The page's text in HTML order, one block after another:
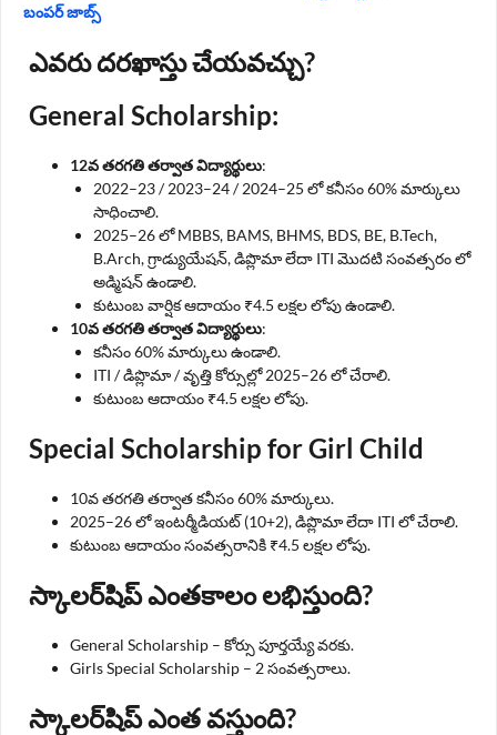
బంపర్ జాబ్స్
ఎవరు దరఖాస్తు చేయవచ్చు?
General Scholarship:
12వ తరగతి తర్వాత విద్యార్థులు:
2022–23 / 2023–24 / 2024–25 లో కనీసం 60% మార్కులు
సాధించాలి.
2025–26 లో MBBS, BAMS, BHMS, BDS, BE, B.Tech,
B.Arch, గ్రాడ్యుయేషన్, డిప్లొమా లేదా ITI మొదటి సంవత్సరం లో
అడ్మిషన్ ఉండాలి.
కుటుంబ వార్షిక ఆదాయం ₹4.5 లక్షల లోపు ఉండాలి.
10వ తరగతి తర్వాత విద్యార్థులు:
కనీసం 60% మార్కులు ఉండాలి.
ITI / డిప్లొమా / వృత్తి కోర్సుల్లో 2025–26 లో చేరాలి.
కుటుంబ ఆదాయం ₹4.5 లక్షల లోపు.
Special Scholarship for Girl Child
10వ తరగతి తర్వాత కనీసం 60% మార్కులు.
2025–26 లో ఇంటర్మీడియట్ (10+2), డిప్లొమా లేదా ITI లో చేరాలి.
కుటుంబ ఆదాయం సంవత్సరానికి ₹4.5 లక్షల లోపు.
స్కాలర్‌షిప్ ఎంతకాలం లభిస్తుంది?
General Scholarship – కోర్సు పూర్తయ్యే వరకు.
Girls Special Scholarship – 2 సంవత్సరాలు.
స్కాలర్‌షిప్ ఎంత వస్తుంది?